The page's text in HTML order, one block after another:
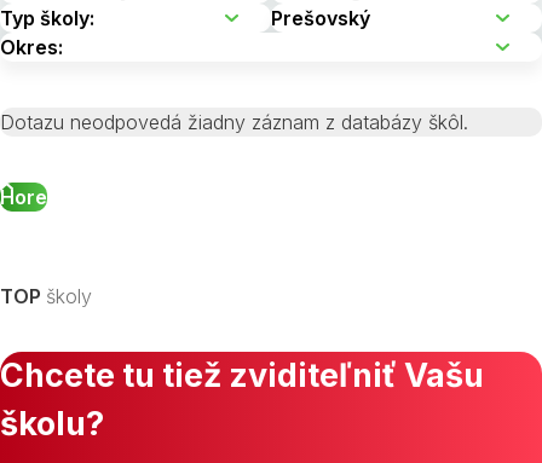
Dotazu neodpovedá žiadny záznam z databázy škôl.
Hore
TOP školy
Chcete tu tiež zviditeľniť Vašu
školu?